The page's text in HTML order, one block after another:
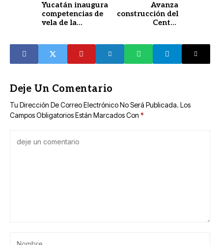
Yucatán inaugura
competencias de
vela de la
2026
Avanza
construcción del
Centro
Deje Un Comentario
Tu Dirección De Correo Electrónico No Será Publicada. Los
Campos Obligatorios Están Marcados Con *